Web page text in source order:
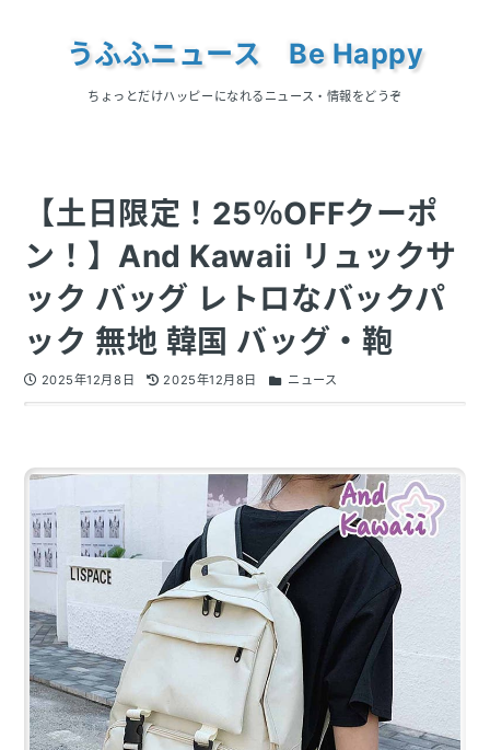
うふふニュース Be Happy
ちょっとだけハッピーになれるニュース・情報をどうぞ
【土日限定！25％OFFクーポ
ン！】And Kawaii リュックサ
ック バッグ レトロなバックパ
ック 無地 韓国 バッグ・鞄
2025年12月8日 2025年12月8日 ニュース